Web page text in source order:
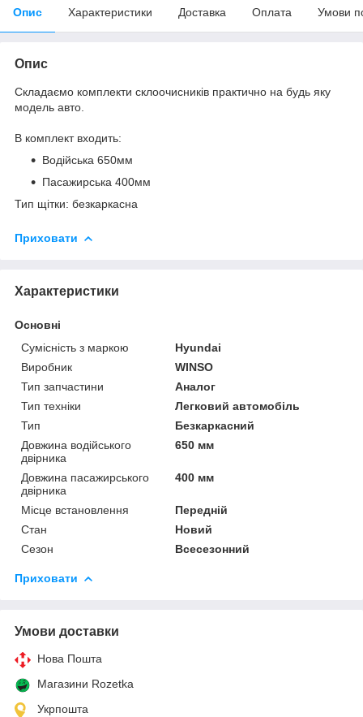
Опис Характеристики Доставка Оплата Умови
Опис
Складаємо комплекти склоочисників практично на будь яку
модель авто.
В комплект входить:
Водійська 650мм
Пасажирська 400мм
Тип щітки: безкаркасна
Приховати
Характеристики
Основні
Сумісність з маркою
Hyundai
Виробник
WINSO
Тип запчастини
Аналог
Тип техніки
Легковий автомобіль
Тип
Безкаркасний
Довжина водійського
двірника
650 мм
Довжина пасажирського
двірника
400 мм
Місце встановлення
Передній
Стан
Новий
Сезон
Всесезонний
Приховати
Умови доставки
Нова Пошта
Магазини Rozetka
Укрпошта